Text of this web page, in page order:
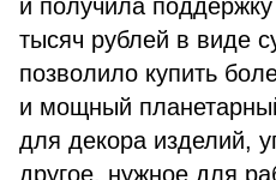
и получила
тысяч рублей в виде
позволило купить
и мощный
для декора изделий,
другое, нужное для